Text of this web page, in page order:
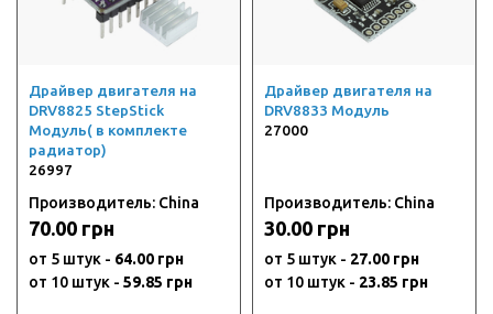
Драйвер двигателя на
DRV8825 StepStick
Модуль( в комплекте
радиатор)
26997
Производитель: China
70.00 грн
от 5 штук - 64.00 грн
от 10 штук - 59.85 грн
Драйвер двигателя на
DRV8833 Модуль
27000
Производитель: China
30.00 грн
от 5 штук - 27.00 грн
от 10 штук - 23.85 грн